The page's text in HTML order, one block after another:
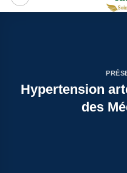
Hypertension
des